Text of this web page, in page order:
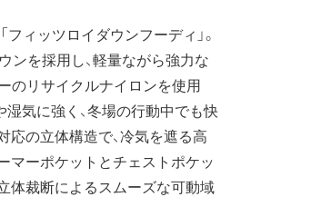
ィッツロイダウンフーディ」。
ンを採用し、軽量ながら強力な
のリサイクルナイロンを使用
湿気に強く、冬場の行動中でも快
応の立体構造で、冷気を遮る高
マーポケットとチェストポケッ
体裁断によるスムーズな可動域